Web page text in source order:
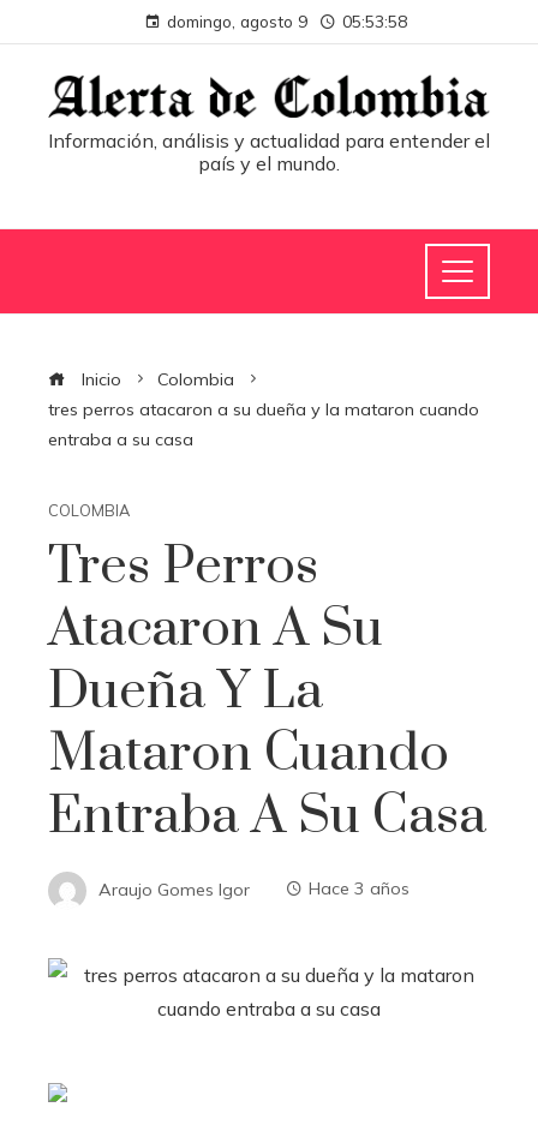
domingo, agosto 9 05:53:59
Información, análisis y actualidad para entender el
país y el mundo.
Inicio
Colombia
tres perros atacaron a su dueña y la mataron cuando
entraba a su casa
COLOMBIA
Tres Perros
Atacaron A Su
Dueña Y La
Mataron Cuando
Entraba A Su Casa
Araujo Gomes Igor Hace 3 años